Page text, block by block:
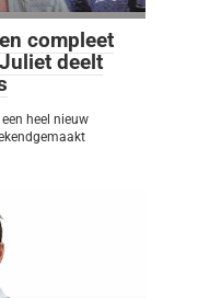
compleet
deelt
heel nieuw